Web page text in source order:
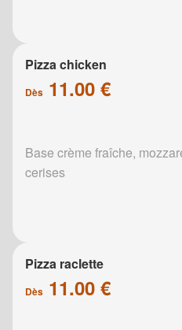
Pizza chicken
Dès 11.00 €
Base crème fraîche,
cerises
Pizza raclette
Dès 11.00 €